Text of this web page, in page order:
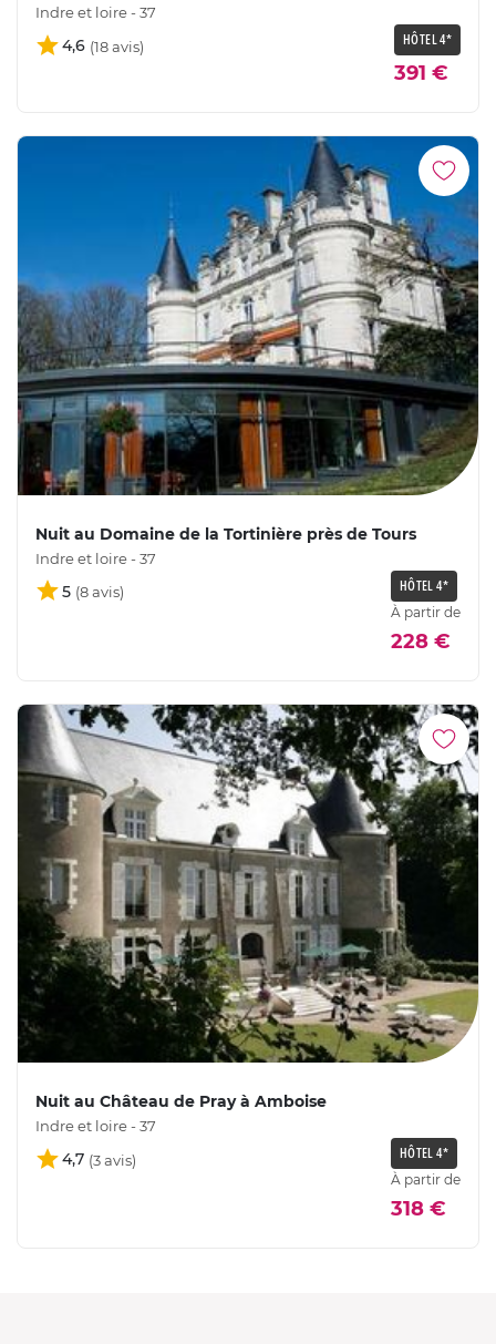
Indre et loire - 37
4,6 HÔTEL 4*
391 €
Nuit au Domaine de la Tortinière près de Tours
Indre et loire - 37
5 HÔTEL 4*
À partir de
228 €
Nuit au Château de Pray à Amboise
Indre et loire - 37
4,7 HÔTEL 4*
À partir de
318 €